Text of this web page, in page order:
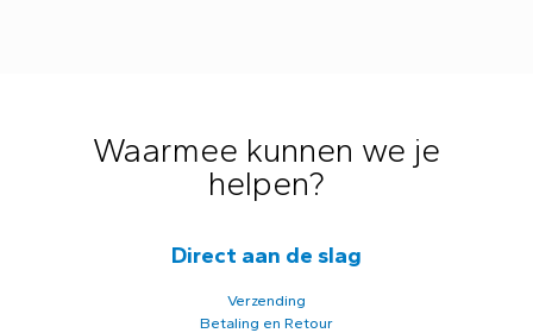
Waarmee kunnen we je
helpen?
Direct aan de slag
Verzending
Betaling en Retour